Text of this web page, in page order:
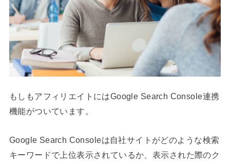
もしもアフィリエイトにはGoogle Search Console連携
機能がついています。
Google Search Consoleは自社サイトがどのような検索
キーワードで上位表示されているか、表示された際のク